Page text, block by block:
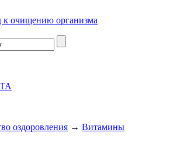
очищению организма
оздоровления → Витамины